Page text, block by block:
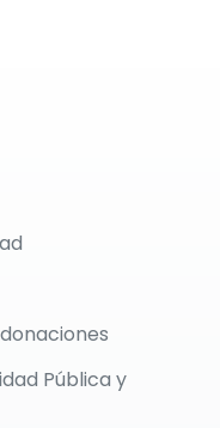
Pública y